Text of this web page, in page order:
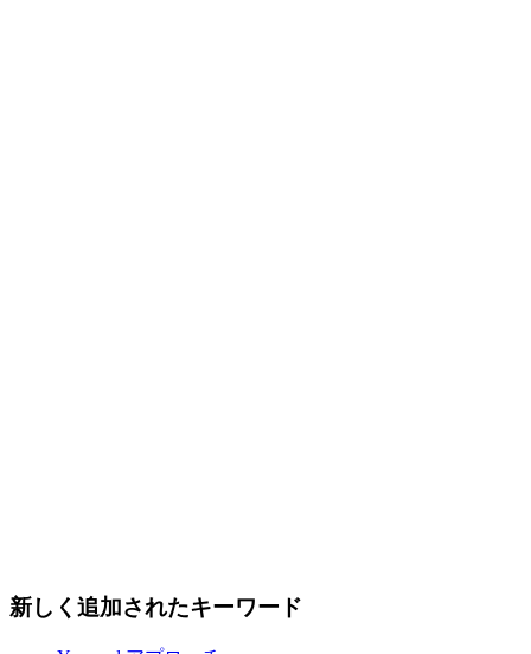
新しく追加されたキーワード